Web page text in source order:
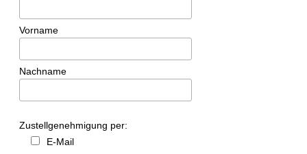
Vorname
Nachname
Zustellgenehmigung per:
E-Mail